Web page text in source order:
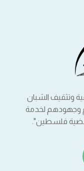
وتثقيف الشبان
وجهودهم لخدمة
فلسطين".